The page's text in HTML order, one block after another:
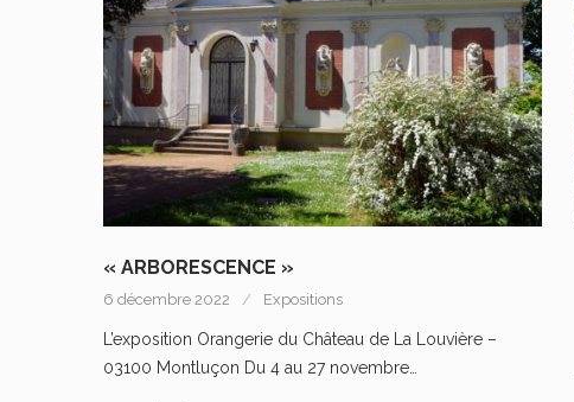
« ARBORESCENCE »
6 décembre 2022 Expositions
L’exposition Orangerie du Château de La Louvière –
03100 Montluçon Du 4 au 27 novembre…